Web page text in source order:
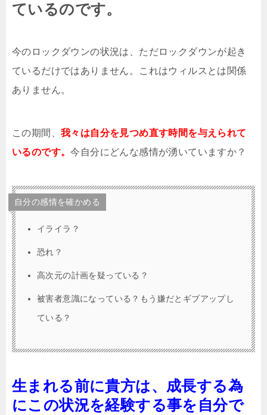
ているのです。
今のロックダウンの状況は、ただロックダウンが起き
ているだけではありません。これはウィルスとは関係
ありません。
この期間、 我々は自分を見つめ直す時間を与えられて
いるのです。今自分にどんな感情が湧いていますか？
自分の感情を確かめる
イライラ？
恐れ？
高次元の計画を疑っている？
被害者意識になっている？もう嫌だとギブアップし
ている？
生まれる前に貴方は、成長する為
にこの状況を経験する事を自分で